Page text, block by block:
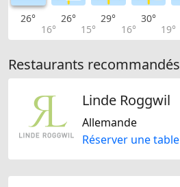
26°
16°
26°
15°
29°
16°
30°
19°
Restaurants recommandés
Linde Roggwil
Allemande
Réserver une table